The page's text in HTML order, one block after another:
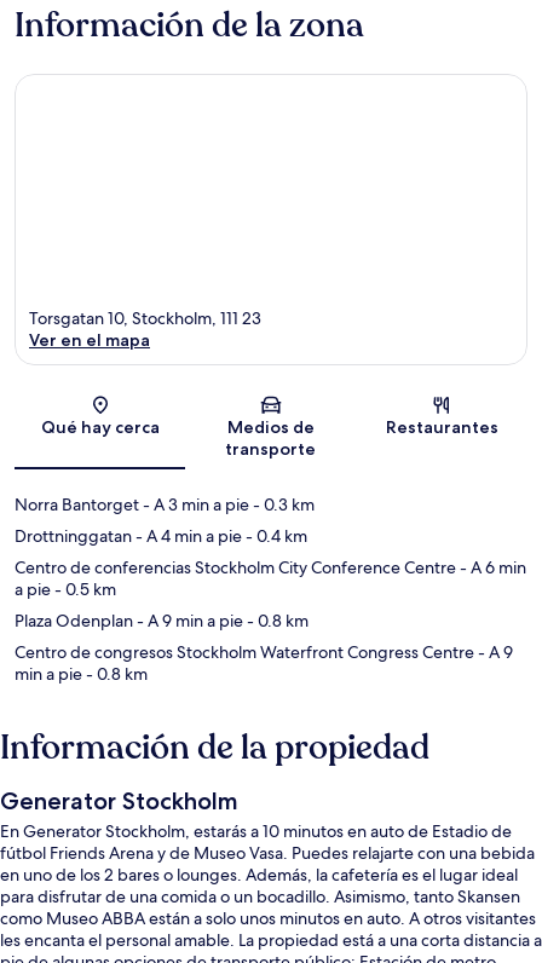
Información de la zona
Sección del mapa
Torsgatan 10, Stockholm, 111 23
Ver en el mapa
Qué hay cerca
Medios de
transporte
Restaurantes
Norra Bantorget- A 3 min a pie- 0.3 km
Drottninggatan- A 4 min a pie- 0.4 km
Centro de conferencias Stockholm City Conference Centre- A 6 min
a pie- 0.5 km
Plaza Odenplan- A 9 min a pie- 0.8 km
Centro de congresos Stockholm Waterfront Congress Centre- A 9
min a pie- 0.8 km
Información de la propiedad
Generator Stockholm
En Generator Stockholm, estarás a 10 minutos en auto de Estadio de
fútbol Friends Arena y de Museo Vasa. Puedes relajarte con una bebida
en uno de los 2 bares o lounges. Además, la cafetería es el lugar ideal
para disfrutar de una comida o un bocadillo. Asimismo, tanto Skansen
como Museo ABBA están a solo unos minutos en auto. A otros visitantes
les encanta el personal amable. La propiedad está a una corta distancia a